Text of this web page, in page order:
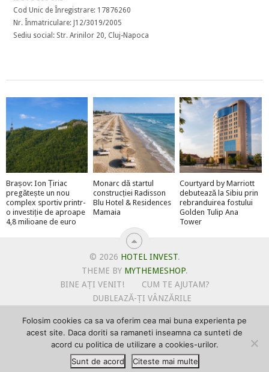
Cod Unic de Înregistrare: 17876260
Nr. Înmatriculare: J12/3019/2005
Sediu social: Str. Arinilor 20, Cluj-Napoca
Brașov: Ion Țiriac
pregătește un nou
complex sportiv printr-
o investiție de aproape
4,8 milioane de euro
Monarc dă startul
construcției Radisson
Blu Hotel & Residences
Mamaia
Courtyard by Marriott
debutează la Sibiu prin
rebranduirea fostului
Golden Tulip Ana
Tower
© 2026 HOTEL INVEST.
THEME BY MYTHEMESHOP.
BINE AȚI VENIT!
CUM TE AJUTAM?
DUBLEAZĂ-ȚI VÂNZĂRILE
POLITICA DE UTILIZARE COOKIE-URI
PRIMEȘTI GRATUIT MEGA-CADOURI LA ABONARE
PROMOVEAZĂ-TE PE HOTELINVEST
TERMENI SI CONDITII
Folosim cookies ca sa va oferim cea mai buna experienta pe
acest site. Daca doriti sa ramaneti inseamna ca sunteti de
acord cu politica de utilizare a cookies-urilor.
Sunt de acord
Citeste mai multe